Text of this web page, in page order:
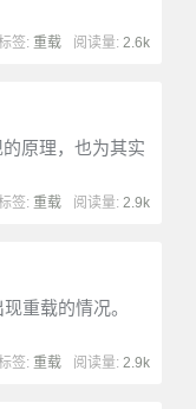
阅读量:2.6k
签:重载
原理，也为其实
阅读量:2.9k
签:重载
重载的情况。
阅读量:2.9k
签:重载